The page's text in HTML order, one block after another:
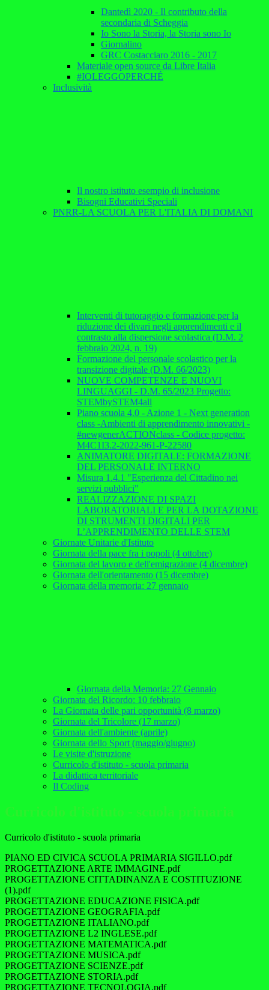
Dantedì 2020 - Il contributo della
secondaria di Scheggia
Io Sono la Storia, la Storia sono Io
Giornalino
GRC Costacciaro 2016 - 2017
Materiale open source da Libre Italia
#IOLEGGOPERCHÉ
Inclusività
Il nostro istituto esempio di inclusione
Bisogni Educativi Speciali
PNRR-LA SCUOLA PER L'ITALIA DI DOMANI
Interventi di tutoraggio e formazione per la
riduzione dei divari negli apprendimenti e il
contrasto alla dispersione scolastica (D.M. 2
febbraio 2024, n. 19)
Formazione del personale scolastico per la
transizione digitale (D.M. 66/2023)
NUOVE COMPETENZE E NUOVI
LINGUAGGI - D.M. 65/2023 Progetto:
STEMbySTEM4all
Piano scuola 4.0 - Azione 1 - Next generation
class -Ambienti di apprendimento innovativi -
#newgenerACTIONclass - Codice progetto:
M4C1I3.2-2022-961-P-22580
ANIMATORE DIGITALE: FORMAZIONE
DEL PERSONALE INTERNO
Misura 1.4.1 "Esperienza del Cittadino nei
servizi pubblici"
REALIZZAZIONE DI SPAZI
LABORATORIALI E PER LA DOTAZIONE
DI STRUMENTI DIGITALI PER
L’APPRENDIMENTO DELLE STEM
Giornate Unitarie d'Istituto
Giornata della pace fra i popoli (4 ottobre)
Giornata del lavoro e dell'emigrazione (4 dicembre)
Giornata dell'orientamento (15 dicembre)
Giornata della memoria: 27 gennaio
Giornata della Memoria: 27 Gennaio
Giornata del Ricordo: 10 febbraio
La Giornata delle pari opportunità (8 marzo)
Giornata del Tricolore (17 marzo)
Giornata dell'ambiente (aprile)
Giornata dello Sport (maggio/giugno)
Le visite d'istruzione
Curricolo d'istituto - scuola primaria
La didattica territoriale
Il Coding
Curricolo d'istituto - scuola primaria
Curricolo d'istituto - scuola primaria
PIANO ED CIVICA SCUOLA PRIMARIA SIGILLO.pdf
PROGETTAZIONE ARTE IMMAGINE.pdf
PROGETTAZIONE CITTADINANZA E COSTITUZIONE
(1).pdf
PROGETTAZIONE EDUCAZIONE FISICA.pdf
PROGETTAZIONE GEOGRAFIA.pdf
PROGETTAZIONE ITALIANO.pdf
PROGETTAZIONE L2 INGLESE.pdf
PROGETTAZIONE MATEMATICA.pdf
PROGETTAZIONE MUSICA.pdf
PROGETTAZIONE SCIENZE.pdf
PROGETTAZIONE STORIA.pdf
PROGETTAZIONE TECNOLOGIA.pdf